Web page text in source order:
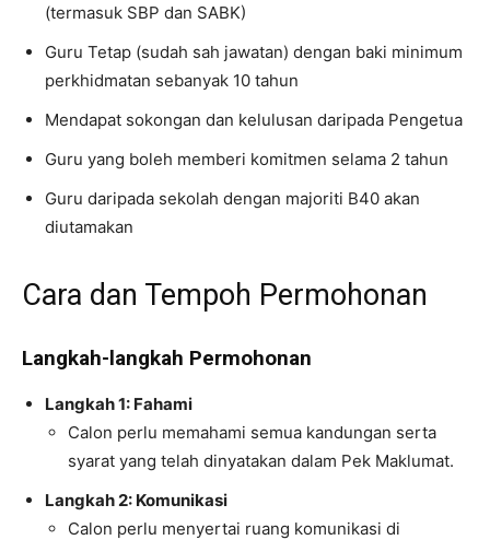
(termasuk SBP dan SABK)
Guru Tetap (sudah sah jawatan) dengan baki minimum
perkhidmatan sebanyak 10 tahun
Mendapat sokongan dan kelulusan daripada Pengetua
Guru yang boleh memberi komitmen selama 2 tahun
Guru daripada sekolah dengan majoriti B40 akan
diutamakan
Cara dan Tempoh Permohonan
Langkah-langkah Permohonan
Langkah 1: Fahami
Calon perlu memahami semua kandungan serta
syarat yang telah dinyatakan dalam Pek Maklumat.
Langkah 2: Komunikasi
Calon perlu menyertai ruang komunikasi di